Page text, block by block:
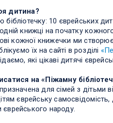
дитина?
10 єврейських
книжці на початку
кожної книжечки ми
їх на сайті в розділі
які цікаві дитячі
на «Піжамну
для сімей з дітьми
єврейську самосвідомість,
єврейського народу.